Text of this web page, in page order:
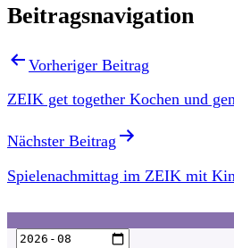
Beitragsnavigation
Vorheriger Beitrag
ZEIK get together Kochen und
Nächster Beitrag
Spielenachmittag im ZEIK mit